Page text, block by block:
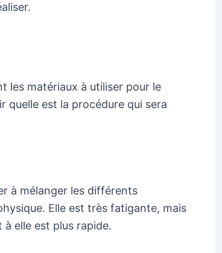
les matériaux à utiliser pour le
quelle est la procédure qui sera
à mélanger les différents
Elle est très fatigante, mais
à elle est plus rapide.